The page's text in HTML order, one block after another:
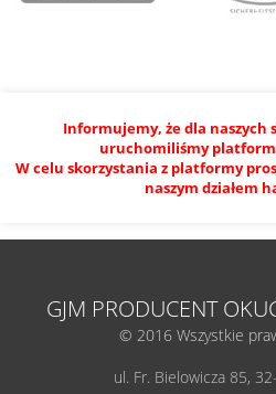
Informujemy, że dla
uruchomiliśmy
W celu skorzystania z platformy
naszym działem
GJM PRODUCENT
© 2016 Wszystkie
ul. Fr. Bielowicza 85,